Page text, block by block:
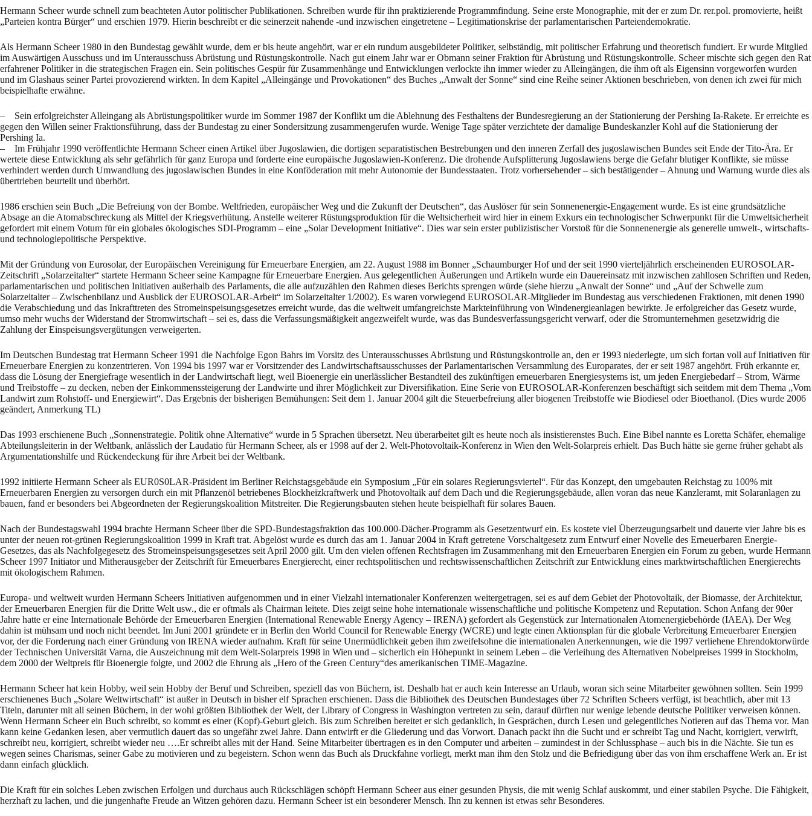
Hermann Scheer wurde schnell zum beachteten Autor politischer Publikationen. Schreiben wurde für ihn praktizierende Programmfindung. Seine erste Monographie, mit der er zum Dr. rer.pol. promovierte, heißt
„Parteien kontra Bürger“ und erschien 1979. Hierin beschreibt er die seinerzeit nahende -und inzwischen eingetretene – Legitimationskrise der parlamentarischen Parteiendemokratie.
Als Hermann Scheer 1980 in den Bundestag gewählt wurde, dem er bis heute angehört, war er ein rundum ausgebildeter Politiker, selbständig, mit politischer Erfahrung und theoretisch fundiert. Er wurde Mitglied
im Auswärtigen Ausschuss und im Unterausschuss Abrüstung und Rüstungskontrolle. Nach gut einem Jahr war er Obmann seiner Fraktion für Abrüstung und Rüstungskontrolle. Scheer mischte sich gegen den Rat
erfahrener Politiker in die strategischen Fragen ein. Sein politisches Gespür für Zusammenhänge und Entwicklungen verlockte ihn immer wieder zu Alleingängen, die ihm oft als Eigensinn vorgeworfen wurden
und im Glashaus seiner Partei provozierend wirkten. In dem Kapitel „Alleingänge und Provokationen“ des Buches „Anwalt der Sonne“ sind eine Reihe seiner Aktionen beschrieben, von denen ich zwei für mich
beispielhafte erwähne.
– Sein erfolgreichster Alleingang als Abrüstungspolitiker wurde im Sommer 1987 der Konflikt um die Ablehnung des Festhaltens der Bundesregierung an der Stationierung der Pershing Ia-Rakete. Er erreichte es
gegen den Willen seiner Fraktionsführung, dass der Bundestag zu einer Sondersitzung zusammengerufen wurde. Wenige Tage später verzichtete der damalige Bundeskanzler Kohl auf die Stationierung der
Pershing Ia.
– Im Frühjahr 1990 veröffentlichte Hermann Scheer einen Artikel über Jugoslawien, die dortigen separatistischen Bestrebungen und den inneren Zerfall des jugoslawischen Bundes seit Ende der Tito-Ära. Er
wertete diese Entwicklung als sehr gefährlich für ganz Europa und forderte eine europäische Jugoslawien-Konferenz. Die drohende Aufsplitterung Jugoslawiens berge die Gefahr blutiger Konflikte, sie müsse
verhindert werden durch Umwandlung des jugoslawischen Bundes in eine Konföderation mit mehr Autonomie der Bundesstaaten. Trotz vorhersehender – sich bestätigender – Ahnung und Warnung wurde dies als
übertrieben beurteilt und überhört.
1986 erschien sein Buch „Die Befreiung von der Bombe. Weltfrieden, europäischer Weg und die Zukunft der Deutschen“, das Auslöser für sein Sonnenenergie-Engagement wurde. Es ist eine grundsätzliche
Absage an die Atomabschreckung als Mittel der Kriegsverhütung. Anstelle weiterer Rüstungsproduktion für die Weltsicherheit wird hier in einem Exkurs ein technologischer Schwerpunkt für die Umweltsicherheit
gefordert mit einem Votum für ein globales ökologisches SDI-Programm – eine „Solar Development Initiative“. Dies war sein erster publizistischer Vorstoß für die Sonnenenergie als generelle umwelt-, wirtschafts-
und technologiepolitische Perspektive.
Mit der Gründung von Eurosolar, der Europäischen Vereinigung für Erneuerbare Energien, am 22. August 1988 im Bonner „Schaumburger Hof und der seit 1990 vierteljährlich erscheinenden EUROSOLAR-
Zeitschrift „Solarzeitalter“ startete Hermann Scheer seine Kampagne für Erneuerbare Energien. Aus gelegentlichen Äußerungen und Artikeln wurde ein Dauereinsatz mit inzwischen zahllosen Schriften und Reden,
parlamentarischen und politischen Initiativen außerhalb des Parlaments, die alle aufzuzählen den Rahmen dieses Berichts sprengen würde (siehe hierzu „Anwalt der Sonne“ und „Auf der Schwelle zum
Solarzeitalter – Zwischenbilanz und Ausblick der EUROSOLAR-Arbeit“ im Solarzeitalter 1/2002). Es waren vorwiegend EUROSOLAR-Mitglieder im Bundestag aus verschiedenen Fraktionen, mit denen 1990
die Verabschiedung und das Inkrafttreten des Stromeinspeisungsgesetzes erreicht wurde, das die weltweit umfangreichste Markteinführung von Windenergieanlagen bewirkte. Je erfolgreicher das Gesetz wurde,
umso mehr wuchs der Widerstand der Stromwirtschaft – sei es, dass die Verfassungsmäßigkeit angezweifelt wurde, was das Bundesverfassungsgericht verwarf, oder die Stromunternehmen gesetzwidrig die
Zahlung der Einspeisungsvergütungen verweigerten.
Im Deutschen Bundestag trat Hermann Scheer 1991 die Nachfolge Egon Bahrs im Vorsitz des Unterausschusses Abrüstung und Rüstungskontrolle an, den er 1993 niederlegte, um sich fortan voll auf Initiativen für
Erneuerbare Energien zu konzentrieren. Von 1994 bis 1997 war er Vorsitzender des Landwirtschaftsausschusses der Parlamentarischen Versammlung des Europarates, der er seit 1987 angehört. Früh erkannte er,
dass die Lösung der Energiefrage wesentlich in der Landwirtschaft liegt, weil Bioenergie ein unerlässlicher Bestandteil des zukünftigen erneuerbaren Energiesystems ist, um jeden Energiebedarf – Strom, Wärme
und Treibstoffe – zu decken, neben der Einkommenssteigerung der Landwirte und ihrer Möglichkeit zur Diversifikation. Eine Serie von EUROSOLAR-Konferenzen beschäftigt sich seitdem mit dem Thema „Vom
Landwirt zum Rohstoff- und Energiewirt“. Das Ergebnis der bisherigen Bemühungen: Seit dem 1. Januar 2004 gilt die Steuerbefreiung aller biogenen Treibstoffe wie Biodiesel oder Bioethanol. (Dies wurde 2006
geändert, Anmerkung TL)
Das 1993 erschienene Buch „Sonnenstrategie. Politik ohne Alternative“ wurde in 5 Sprachen übersetzt. Neu überarbeitet gilt es heute noch als insistierenstes Buch. Eine Bibel nannte es Loretta Schäfer, ehemalige
Abteilungsleiterin in der Weltbank, anlässlich der Laudatio für Hermann Scheer, als er 1998 auf der 2. Welt-Photovoltaik-Konferenz in Wien den Welt-Solarpreis erhielt. Das Buch hätte sie gerne früher gehabt als
Argumentationshilfe und Rückendeckung für ihre Arbeit bei der Weltbank.
1992 initiierte Hermann Scheer als EUR0S0LAR-Präsident im Berliner Reichstagsgebäude ein Symposium „Für ein solares Regierungsviertel“. Für das Konzept, den umgebauten Reichstag zu 100% mit
Erneuerbaren Energien zu versorgen durch ein mit Pflanzenöl betriebenes Blockheizkraftwerk und Photovoltaik auf dem Dach und die Regierungsgebäude, allen voran das neue Kanzleramt, mit Solaranlagen zu
bauen, fand er besonders bei Abgeordneten der Regierungskoalition Mitstreiter. Die Regierungsbauten stehen heute beispielhaft für solares Bauen.
Nach der Bundestagswahl 1994 brachte Hermann Scheer über die SPD-Bundestagsfraktion das 100.000-Dächer-Programm als Gesetzentwurf ein. Es kostete viel Überzeugungsarbeit und dauerte vier Jahre bis es
unter der neuen rot-grünen Regierungskoalition 1999 in Kraft trat. Abgelöst wurde es durch das am 1. Januar 2004 in Kraft getretene Vorschaltgesetz zum Entwurf einer Novelle des Erneuerbaren Energie-
Gesetzes, das als Nachfolgegesetz des Stromeinspeisungsgesetzes seit April 2000 gilt. Um den vielen offenen Rechtsfragen im Zusammenhang mit den Erneuerbaren Energien ein Forum zu geben, wurde Hermann
Scheer 1997 Initiator und Mitherausgeber der Zeitschrift für Erneuerbares Energierecht, einer rechtspolitischen und rechtswissenschaftlichen Zeitschrift zur Entwicklung eines marktwirtschaftlichen Energierechts
mit ökologischem Rahmen.
Europa- und weltweit wurden Hermann Scheers Initiativen aufgenommen und in einer Vielzahl internationaler Konferenzen weitergetragen, sei es auf dem Gebiet der Photovoltaik, der Biomasse, der Architektur,
der Erneuerbaren Energien für die Dritte Welt usw., die er oftmals als Chairman leitete. Dies zeigt seine hohe internationale wissenschaftliche und politische Kompetenz und Reputation. Schon Anfang der 90er
Jahre hatte er eine Internationale Behörde der Erneuerbaren Energien (International Renewable Energy Agency – IRENA) gefordert als Gegenstück zur Internationalen Atomenergiebehörde (IAEA). Der Weg
dahin ist mühsam und noch nicht beendet. Im Juni 2001 gründete er in Berlin den World Council for Renewable Energy (WCRE) und legte einen Aktionsplan für die globale Verbreitung Erneuerbarer Energien
vor, der die Forderung nach einer Gründung von IRENA wieder aufnahm. Kraft für seine Unermüdlichkeit geben ihm zweifelsohne die internationalen Anerkennungen, wie die 1997 verliehene Ehrendoktorwürde
der Technischen Universität Varna, die Auszeichnung mit dem Welt-Solarpreis 1998 in Wien und – sicherlich ein Höhepunkt in seinem Leben – die Verleihung des Alternativen Nobelpreises 1999 in Stockholm,
dem 2000 der Weltpreis für Bioenergie folgte, und 2002 die Ehrung als „Hero of the Green Century“des amerikanischen TIME-Magazine.
Hermann Scheer hat kein Hobby, weil sein Hobby der Beruf und Schreiben, speziell das von Büchern, ist. Deshalb hat er auch kein Interesse an Urlaub, woran sich seine Mitarbeiter gewöhnen sollten. Sein 1999
erschienenes Buch „Solare Weltwirtschaft“ ist außer in Deutsch in bisher elf Sprachen erschienen. Dass die Bibliothek des Deutschen Bundestages über 72 Schriften Scheers verfügt, ist beachtlich, aber mit 13
Titeln, darunter mit all seinen Büchern, in der wohl größten Bibliothek der Welt, der Library of Congress in Washington vertreten zu sein, darauf dürften nur wenige lebende deutsche Politiker verweisen können.
Wenn Hermann Scheer ein Buch schreibt, so kommt es einer (Kopf)-Geburt gleich. Bis zum Schreiben bereitet er sich gedanklich, in Gesprächen, durch Lesen und gelegentliches Notieren auf das Thema vor. Man
kann keine Gedanken lesen, aber vermutlich dauert das so ungefähr zwei Jahre. Dann entwirft er die Gliederung und das Vorwort. Danach packt ihn die Sucht und er schreibt Tag und Nacht, korrigiert, verwirft,
schreibt neu, korrigiert, schreibt wieder neu ….Er schreibt alles mit der Hand. Seine Mitarbeiter übertragen es in den Computer und arbeiten – zumindest in der Schlussphase – auch bis in die Nächte. Sie tun es
wegen seines Charismas, seiner Gabe zu motivieren und zu begeistern. Schon wenn das Buch als Druckfahne vorliegt, merkt man ihm den Stolz und die Befriedigung über das von ihm erschaffene Werk an. Er ist
dann einfach glücklich.
Die Kraft für ein solches Leben zwischen Erfolgen und durchaus auch Rückschlägen schöpft Hermann Scheer aus einer gesunden Physis, die mit wenig Schlaf auskommt, und einer stabilen Psyche. Die Fähigkeit,
herzhaft zu lachen, und die jungenhafte Freude an Witzen gehören dazu. Hermann Scheer ist ein besonderer Mensch. Ihn zu kennen ist etwas sehr Besonderes.